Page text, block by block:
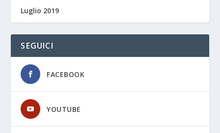
Luglio 2019
SEGUICI
FACEBOOK
YOUTUBE